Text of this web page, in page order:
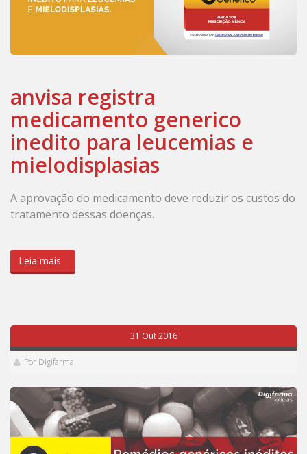
anvisa registra
medicamento generico
inedito para leucemias e
mielodisplasias
A aprovação do medicamento deve reduzir os custos do
tratamento dessas doenças.
Leia mais
31 Out 2016
Por Digifarma